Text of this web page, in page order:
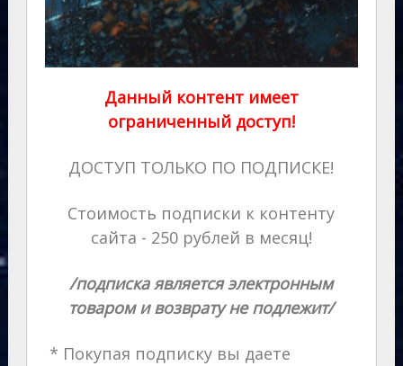
Данный контент имеет
ограниченный доступ!
ДОСТУП ТОЛЬКО ПО ПОДПИСКЕ!
Стоимость подписки к контенту
сайта - 250 рублей в месяц!
/подписка является электронным
товаром и возврату не подлежит/
* Покупая подписку вы даете